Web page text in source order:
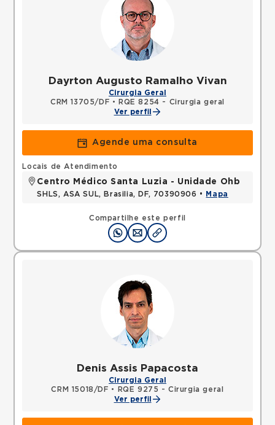
Dayrton Augusto Ramalho Vivan
Cirurgia Geral
CRM 13705/DF •
RQE 8254 - Cirurgia geral
Ver perfil
Agende uma consulta
Compartilhe este perfil
Locais de Atendimento
Centro Médico Santa Luzia - Unidade Ohb
SHLS, ASA SUL, Brasilia, DF, 70390906 • Mapa
Denis Assis Papacosta
Cirurgia Geral
CRM 15018/DF •
RQE 9275 - Cirurgia geral
Ver perfil